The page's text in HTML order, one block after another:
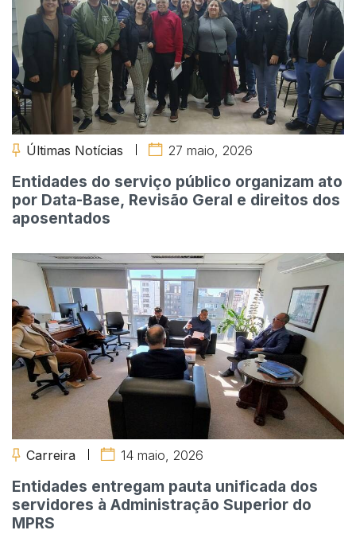
Últimas Notícias 27 maio, 2026
Entidades do serviço público organizam ato
por Data-Base, Revisão Geral e direitos dos
aposentados
Carreira 14 maio, 2026
Entidades entregam pauta unificada dos
servidores à Administração Superior do
MPRS